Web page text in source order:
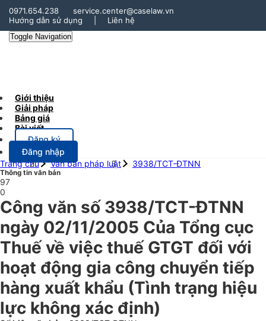
0971.654.238
service.center@caselaw.vn
Hướng dẫn sử dụng
Liên hệ
Toggle Navigation
Giới thiệu
Giải pháp
Bảng giá
Bài viết
Đăng ký
Đăng nhập
Trang chủ
Văn bản pháp luật 3938/TCT-ĐTNN
Thông tin văn bản
97
0
Công văn số 3938/TCT-ĐTNN
ngày 02/11/2005 Của Tổng cục
Thuế về việc thuế GTGT đối với
hoạt động gia công chuyển tiếp
hàng xuất khẩu (Tình trạng hiệu
lực không xác định)